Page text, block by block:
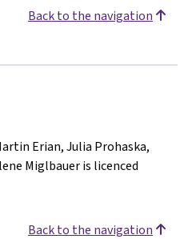
Back to the navigation
Erian, Julia Prohaska,
Miglbauer is licenced
Back to the navigation